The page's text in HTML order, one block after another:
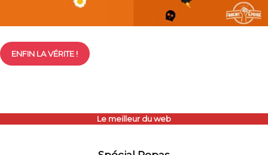
ENFIN LA VÉRITE !
Le meilleur du web